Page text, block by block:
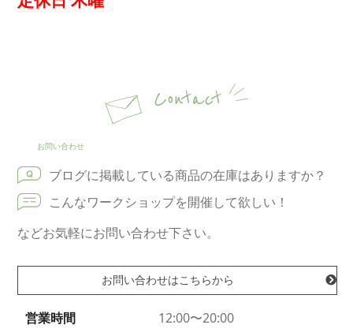
Contact
お問い合わせ
ブログに掲載している商品の在庫はありますか？
こんなワークショップを開催して欲しい！
などお気軽にお問い合わせ下さい。
お問い合わせはこちらから
営業時間
12:00〜20:00